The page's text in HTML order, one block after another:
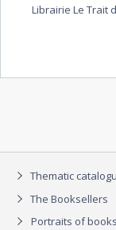
Librairie Le Trait
Thematic
The Booksellers
Portraits of